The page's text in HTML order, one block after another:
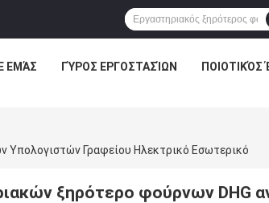
ΕΜΆΣ ΓΎΡΟΣ ΕΡΓΟΣΤΑΣΊΩΝ ΠΟΙΟΤΙΚΌΣ
Υπολογιστών Γραφείου Ηλεκτρικό Εσωτερικό
ξηρότερο φούρνων DHG